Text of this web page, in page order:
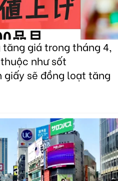
giá trong tháng 4,
như sốt
giấy sẽ đồng loạt tăng